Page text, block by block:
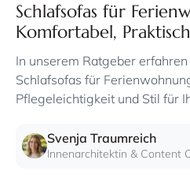
Schlafsofas für
Komfortabel,
In unserem Ratgeber
Schlafsofas für
Pflegeleichtigkeit und Stil für
Svenja Traumreich
Innenarchitektin & Content